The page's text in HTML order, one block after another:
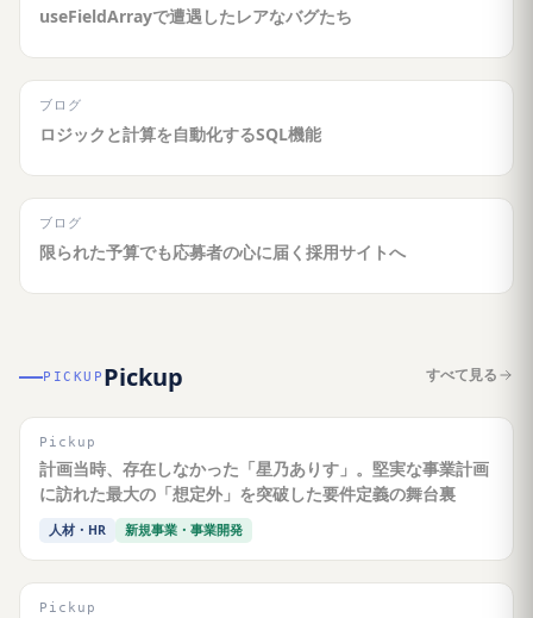
useFieldArrayで遭遇したレアなバグたち
ブログ
ロジックと計算を自動化するSQL機能
ブログ
限られた予算でも応募者の心に届く採用サイトへ
PICKUP Pickup すべて見る
Pickup
計画当時、存在しなかった「星乃ありす」。堅実な事業計画
に訪れた最大の「想定外」を突破した要件定義の舞台裏
人材・HR 新規事業・事業開発
Pickup